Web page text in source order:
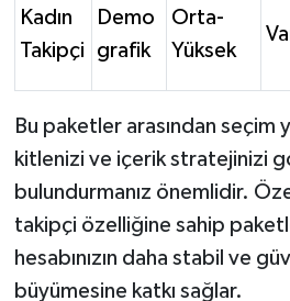
Kadın
Takipçi
Demo
grafik
Orta-
Yüksek
Bu paketler arasından seçim
kitlenizi ve içerik stratejinizi
bulundurmanız önemlidir.
takipçi özelliğine sahip
hesabınızın daha stabil ve
büyümesine katkı sağlar.